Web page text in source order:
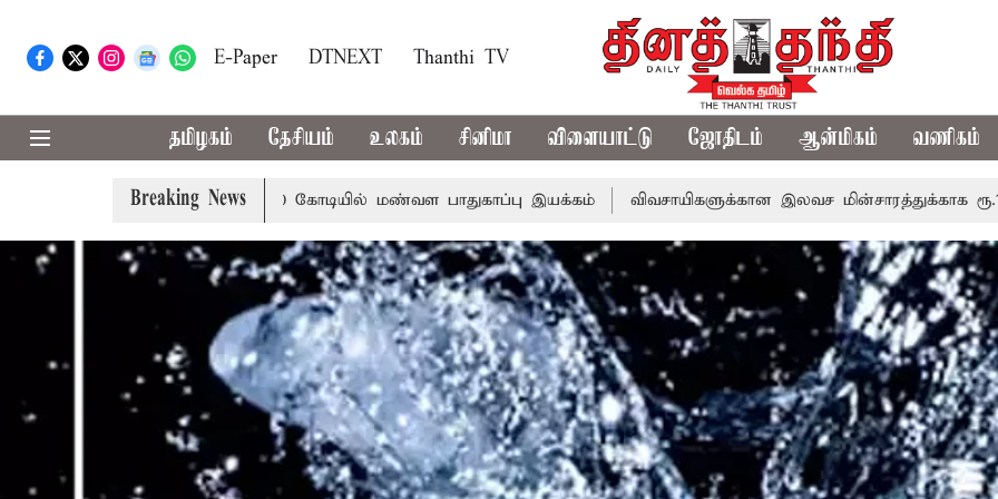
E-Paper DTNEXT Thanthi TV
தமிழகம் தேசியம் உலகம் சினிமா விளையாட்டு ஜோதிடம் ஆன்மிகம் வணிகம்
Breaking News
ஆண்டுகளுக்கு ரூ.600 கோடியில் மண்வள பாதுகாப்பு இயக்கம் விவசாயிகளுக்கான இலவச மின்சாரத்துக்காக ரூ.7,432 கோடி